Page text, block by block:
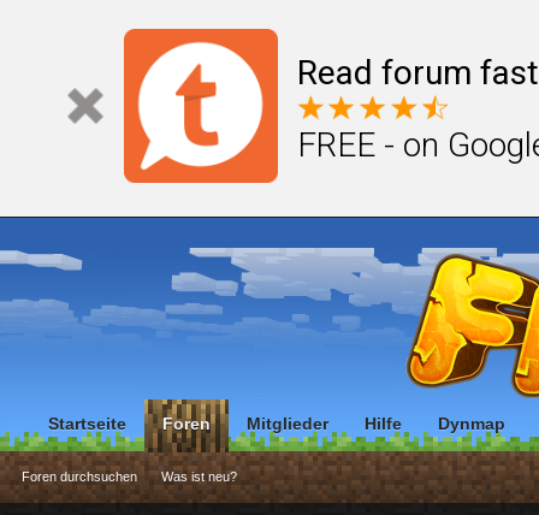
Read forum
FREE - on
Startseite Foren
Foren durchsuchen Was ist neu?
Mitglieder Hilfe Dynmap